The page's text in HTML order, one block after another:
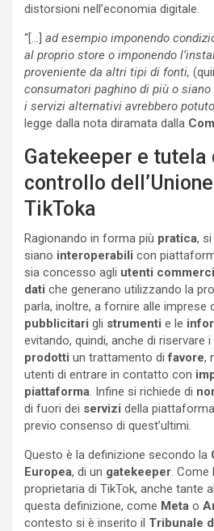
distorsioni nell’economia digitale.
“[…] ad esempio imponendo
al proprio store o imponendo
proveniente da altri tipi di fonti,
consumatori paghino di più o
i servizi alternativi avrebbero
legge dalla nota diramata dalla
Gatekeeper e
controllo
TikToka
Ragionando in forma più pratica,
siano interoperabili con
sia concesso agli utenti
dati che generano utilizzando la
parla, inoltre, a fornire alle imprese
pubblicitari gli strumenti e le
evitando, quindi, anche di riservare i
prodotti un trattamento difavore,
utenti di entrare in contatto con
piattaforma. Infine si richiede di
di fuori dei servizi della
previo consenso di quest’ultimi.
Questo è la definizione secondo la
Europea, di un gatekeeper. Come
proprietaria di TikTok, anche tante
questa definizione, come Meta o
contesto si è inserito il Tribunale